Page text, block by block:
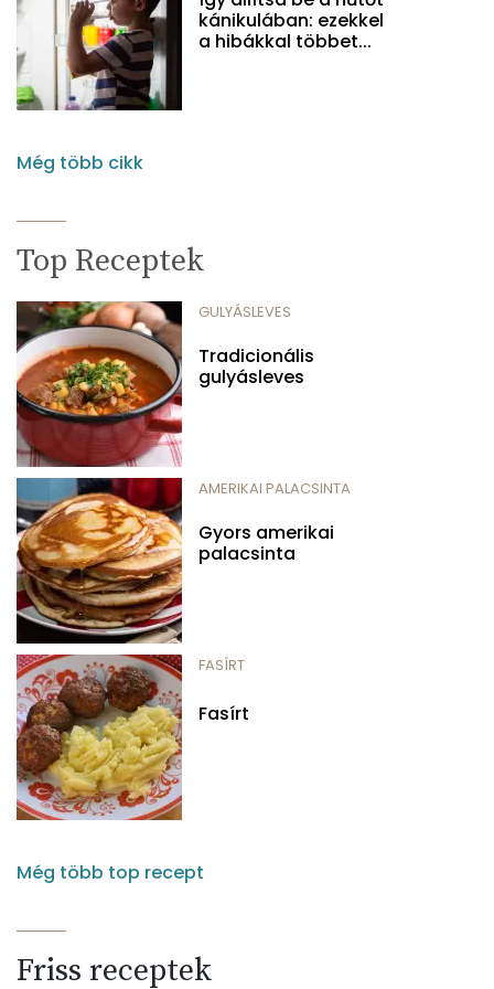
kánikulában: ezekkel
a hibákkal többet...
Még több cikk
Top Receptek
GULYÁSLEVES
Tradicionális
gulyásleves
AMERIKAI PALACSINTA
Gyors amerikai
palacsinta
FASÍRT
Fasírt
Még több top recept
Friss receptek